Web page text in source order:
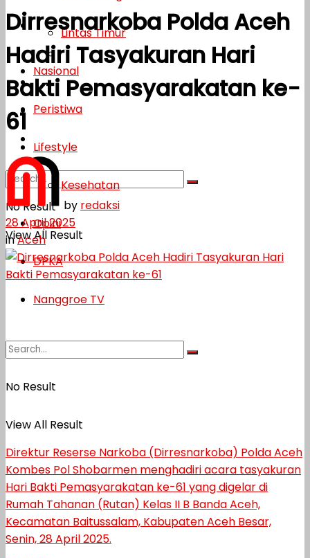
Lifestyle
Kesehatan
Opini
DPKA
Nanggroe TV
No Result
View All Result
Lintas Timur
Nasional
Peristiwa
Lifestyle
Kesehatan
Opini
DPKA
Nanggroe TV
No Result
View All Result
Dirresnarkoba Polda Aceh
Hadiri Tasyakuran Hari
Bakti Pemasyarakatan ke-
61
by redaksi
28 April 2025
inAceh
Direktur Reserse Narkoba (Dirresnarkoba) Polda Aceh
Kombes Pol Shobarmen menghadiri acara tasyakuran
Hari Bakti Pemasyarakatan ke-61 yang digelar di
Rumah Tahanan (Rutan) Kelas II B Banda Aceh,
Kecamatan Baitussalam, Kabupaten Aceh Besar,
Senin, 28 April 2025.